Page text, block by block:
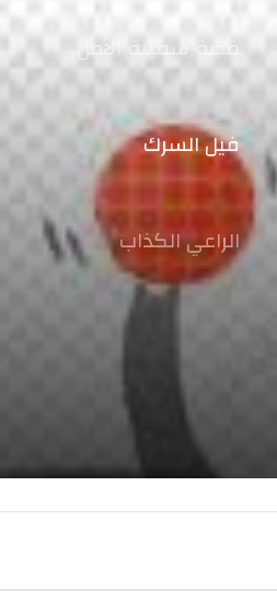
قصة سفينة الأمل
فيل السرك
الراعي الكذاب